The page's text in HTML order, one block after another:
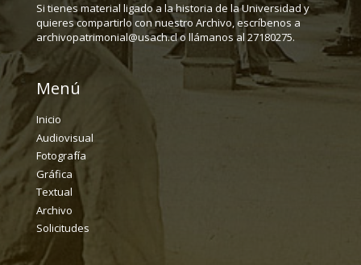
Si tienes material ligado a la historia de la Universidad y
quieres compartirlo con nuestro Archivo, escríbenos a
archivopatrimonial@usach.cl o llámanos al 27180275.
Menú
Inicio
Audiovisual
Fotografía
Gráfica
Textual
Archivo
Solicitudes